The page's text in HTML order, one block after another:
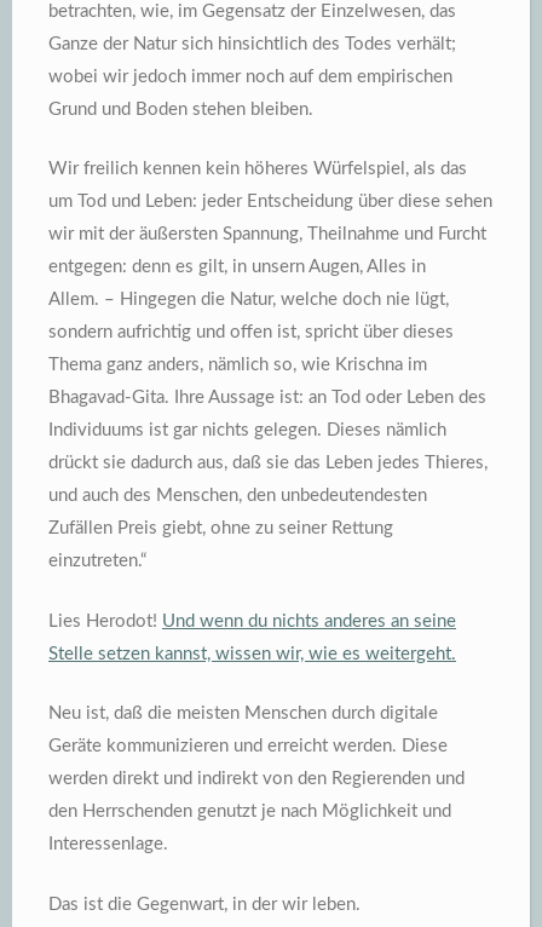
betrachten, wie, im Gegensatz der Einzelwesen, das
Ganze der Natur sich hinsichtlich des Todes verhält;
wobei wir jedoch immer noch auf dem empirischen
Grund und Boden stehen bleiben.
Wir freilich kennen kein höheres Würfelspiel, als das
um Tod und Leben: jeder Entscheidung über diese sehen
wir mit der äußersten Spannung, Theilnahme und Furcht
entgegen: denn es gilt, in unsern Augen, Alles in
Allem. – Hingegen die Natur, welche doch nie lügt,
sondern aufrichtig und offen ist, spricht über dieses
Thema ganz anders, nämlich so, wie Krischna im
Bhagavad-Gita. Ihre Aussage ist: an Tod oder Leben des
Individuums ist gar nichts gelegen. Dieses nämlich
drückt sie dadurch aus, daß sie das Leben jedes Thieres,
und auch des Menschen, den unbedeutendesten
Zufällen Preis giebt, ohne zu seiner Rettung
einzutreten.“
Lies Herodot! Und wenn du nichts anderes an seine
Stelle setzen kannst, wissen wir, wie es weitergeht.
Neu ist, daß die meisten Menschen durch digitale
Geräte kommunizieren und erreicht werden. Diese
werden direkt und indirekt von den Regierenden und
den Herrschenden genutzt je nach Möglichkeit und
Interessenlage.
Das ist die Gegenwart, in der wir leben.